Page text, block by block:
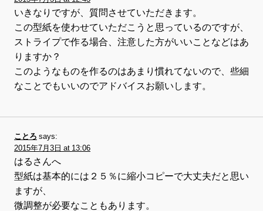
いきなりですが、質問させていただきます。
この型紙を使わせていただこうと思っているのですが、
ストライプで作る場合、注意した方がいいことなどはあ
りますか？
このようなものを作るのはあまり慣れてないので、些細
なことでもいいのでアドバイスお願いします。
ことろ says:
2015年7月3日 at 13:06
はるさんへ
型紙は基本的には２５％に縮小コピーで大丈夫だと思い
ますが、
微調整が必要なこともあります。